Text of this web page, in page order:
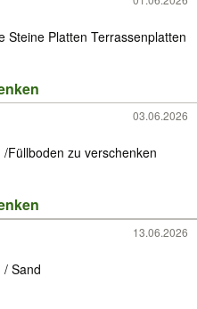
Steine Platten Terrassenplatten
03.06.2026
Füllboden zu verschenken
13.06.2026
/ Sand